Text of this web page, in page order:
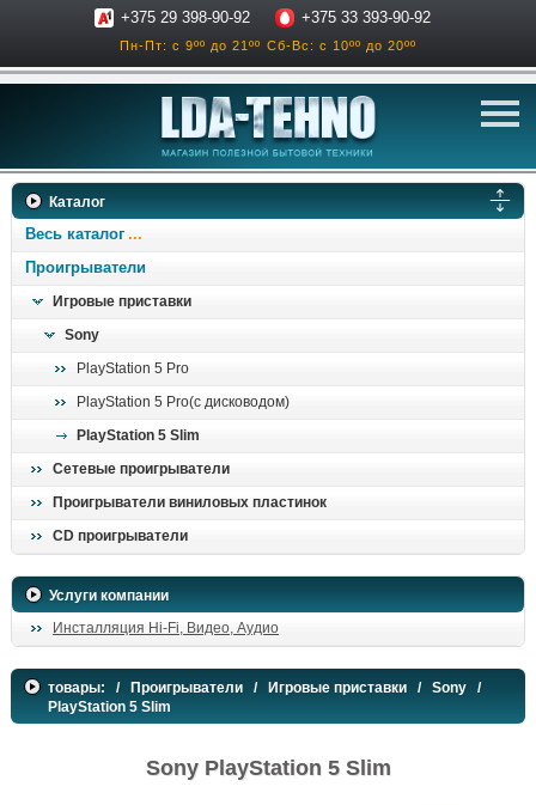
+375 29 398-90-92 +375 33 393-90-92
Пн-Пт: с 9ºº до 21ºº Сб-Вс: с 10ºº до 20ºº
телевизоры
ресиверы, усилители
отопительные котлы
дом, сад, стройка
о нас
Каталог
Весь каталог
Проигрыватели
Игровые приставки
Sony
PlayStation 5 Pro
PlayStation 5 Pro(с дисководом)
PlayStation 5 Slim
Сетевые проигрыватели
Проигрыватели виниловых пластинок
CD проигрыватели
Услуги компании
Инсталляция Hi-Fi, Видео, Аудио
товары: / Проигрыватели / Игровые приставки / Sony /
PlayStation 5 Slim
Sony PlayStation 5 Slim